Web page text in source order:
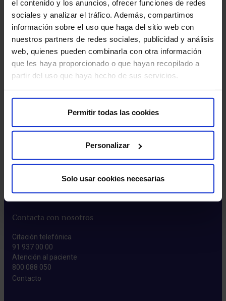
el contenido y los anuncios, ofrecer funciones de redes
sociales y analizar el tráfico. Además, compartimos
información sobre el uso que haga del sitio web con
nuestros partners de redes sociales, publicidad y análisis
web, quienes pueden combinarla con otra información
que les haya proporcionado o que hayan recopilado a
partir del uso que haya hecho de sus servicios.
Permitir todas las cookies
Personalizar
Solo usar cookies necesarias
Centro Universitario CUHMED​
Instituto HM​
Intranet HM Hospitales​
Rincón del accionista​
Más HM Hospitales
Prensa​
Preguntas frecuentes​
Blog​
Contacta con nosotros
Citación telefónica
91 937 00 00
Atención al paciente
800 088 050
Contacto​